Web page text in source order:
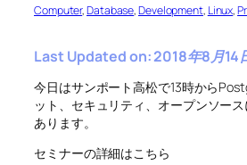
Computer, Database, Development, Linux,
Last Updated on: 2018年8月14
今日はサンポート高松で13時から
ット、セキュリティ、オープンソー
あります。
セミナーの詳細はこちら